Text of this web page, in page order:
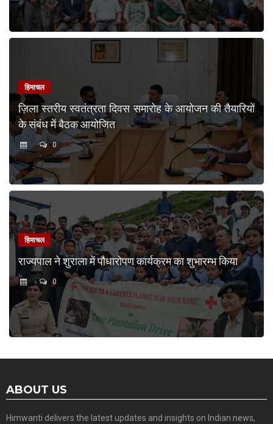
हिमाचल
ज़िला स्तरीय स्वतंत्रता दिवस समारोह के आयोजन की तैयारियों
के संबंध में बैठक आयोजित
0
हिमाचल
राज्यपाल ने शुराला में पौधारोपण कार्यक्रम का शुभारम्भ किया
0
ABOUT US
Himwanti delivers the latest updates and insights on Indian news,